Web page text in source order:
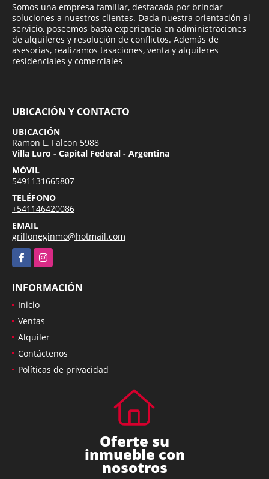
Somos una empresa familiar, destacada por brindar
soluciones a nuestros clientes. Dada nuestra orientación al
servicio, poseemos basta experiencia en administraciones
de alquileres y resolución de conflictos. Además de
asesorías, realizamos tasaciones, venta y alquileres
residenciales y comerciales
UBICACIÓN Y CONTACTO
UBICACIÓN
Ramon L. Falcon 5988
Villa Luro - Capital Federal - Argentina
MÓVIL
5491131665807
TELÉFONO
+541146420086
EMAIL
grilloneginmo@hotmail.com
FacebookInstagram
INFORMACIÓN
Inicio
Ventas
Alquiler
Contáctenos
Políticas de privacidad
Oferte su
inmueble con
nosotros